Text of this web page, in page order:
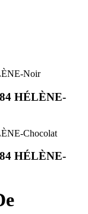
HÉLÈNE-
HÉLÈNE-